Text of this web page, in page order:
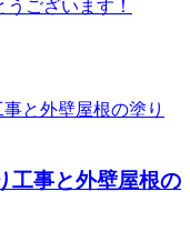
工事と外壁屋根の